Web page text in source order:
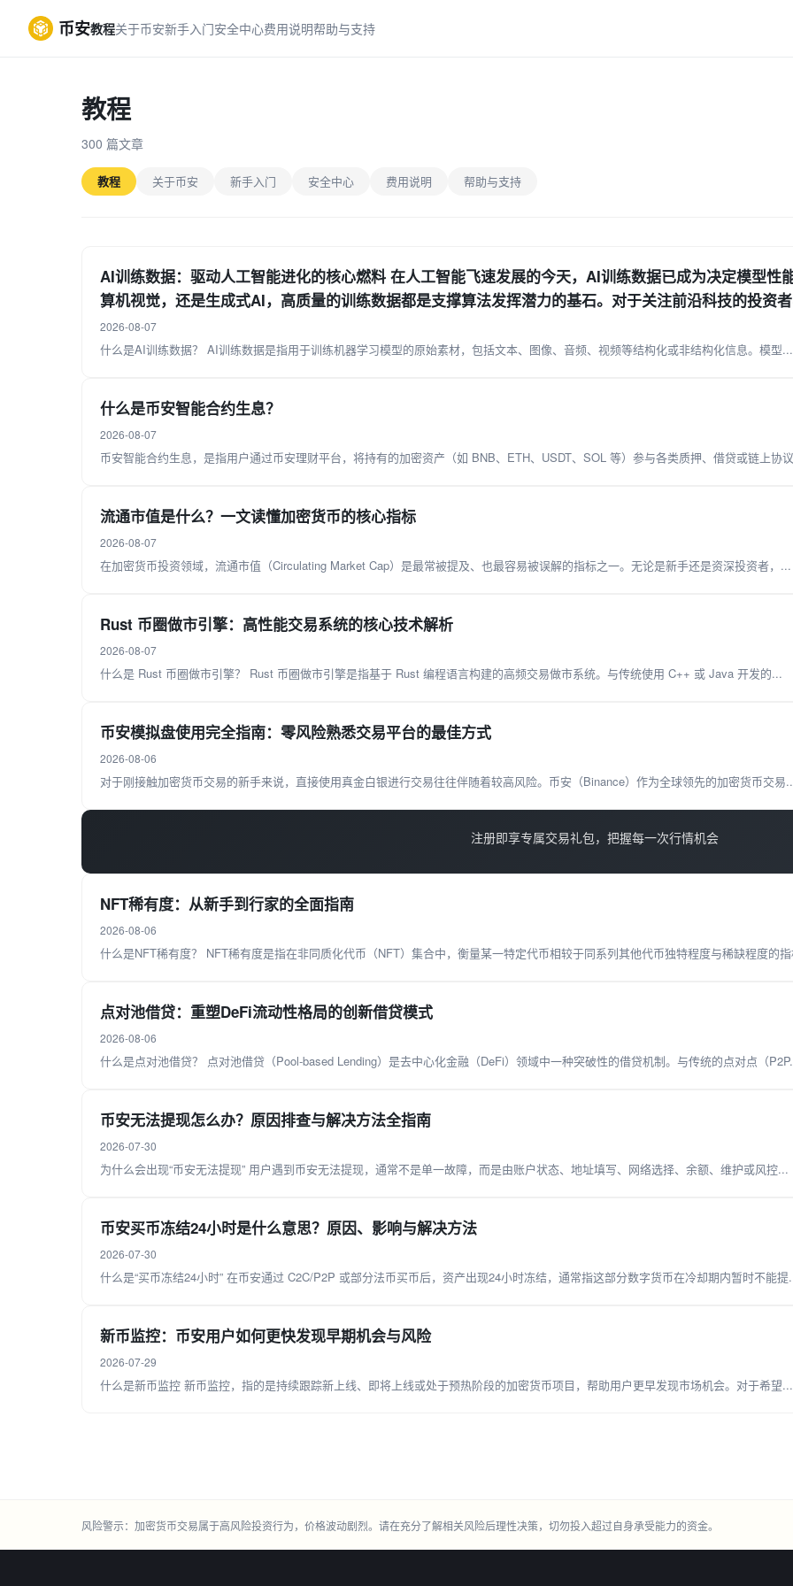
币安教程关于币安新手入门安全中心费用说明帮助与支持
教程
300 篇文章
教程 关于币安 新手入门 安全中心 费用说明 帮助与支持
AI训练数据：驱动人工智能进化的核心燃料 在人工智能飞速发展的今天，AI训练数据已成为决定模型性
算机视觉，还是生成式AI，高质量的训练数据都是支撑算法发挥潜力的基石。对于关注前沿科技的投资
源与挑战，正变得前所未有的重要。
2026-08-07
什么是AI训练数据？ AI训练数据是指用于训练机器学习模型的原始素材，包括文本、图像、音频、视频等结构化或非结构化信息。模型...
什么是币安智能合约生息？
2026-08-07
币安智能合约生息，是指用户通过币安理财平台，将持有的加密资产（如 BNB、ETH、USDT、SOL 等）参与各类质押、借贷或链上协
流通市值是什么？一文读懂加密货币的核心指标
2026-08-07
在加密货币投资领域，流通市值（Circulating Market Cap）是最常被提及、也最容易被误解的指标之一。无论是新手还是资深投资者，...
Rust 币圈做市引擎：高性能交易系统的核心技术解析
2026-08-07
什么是 Rust 币圈做市引擎？ Rust 币圈做市引擎是指基于 Rust 编程语言构建的高频交易做市系统。与传统使用 C++ 或 Java 开发的...
币安模拟盘使用完全指南：零风险熟悉交易平台的最佳方式
2026-08-06
对于刚接触加密货币交易的新手来说，直接使用真金白银进行交易往往伴随着较高风险。币安（Binance）作为全球领先的加密货币交易
注册即享专属交易礼包，把握每一次行情机会
NFT稀有度：从新手到行家的全面指南
2026-08-06
什么是NFT稀有度？ NFT稀有度是指在非同质化代币（NFT）集合中，衡量某一特定代币相较于同系列其他代币独特程度与稀缺程度的
点对池借贷：重塑DeFi流动性格局的创新借贷模式
2026-08-06
什么是点对池借贷？ 点对池借贷（Pool-based Lending）是去中心化金融（DeFi）领域中一种突破性的借贷机制。与传统的点对点（
币安无法提现怎么办？原因排查与解决方法全指南
2026-07-30
为什么会出现“币安无法提现” 用户遇到币安无法提现，通常不是单一故障，而是由账户状态、地址填写、网络选择、余额、维护或风控...
币安买币冻结24小时是什么意思？原因、影响与解决方法
2026-07-30
什么是“买币冻结24小时” 在币安通过 C2C/P2P 或部分法币买币后，资产出现24小时冻结，通常指这部分数字货币在冷却期内暂时不能提
新币监控：币安用户如何更快发现早期机会与风险
2026-07-29
什么是新币监控 新币监控，指的是持续跟踪新上线、即将上线或处于预热阶段的加密货币项目，帮助用户更早发现市场机会。对于希望...
风险警示：加密货币交易属于高风险投资行为，价格波动剧烈。请在充分了解相关风险后理性决策，切勿投入超过自身承受能力的资金。